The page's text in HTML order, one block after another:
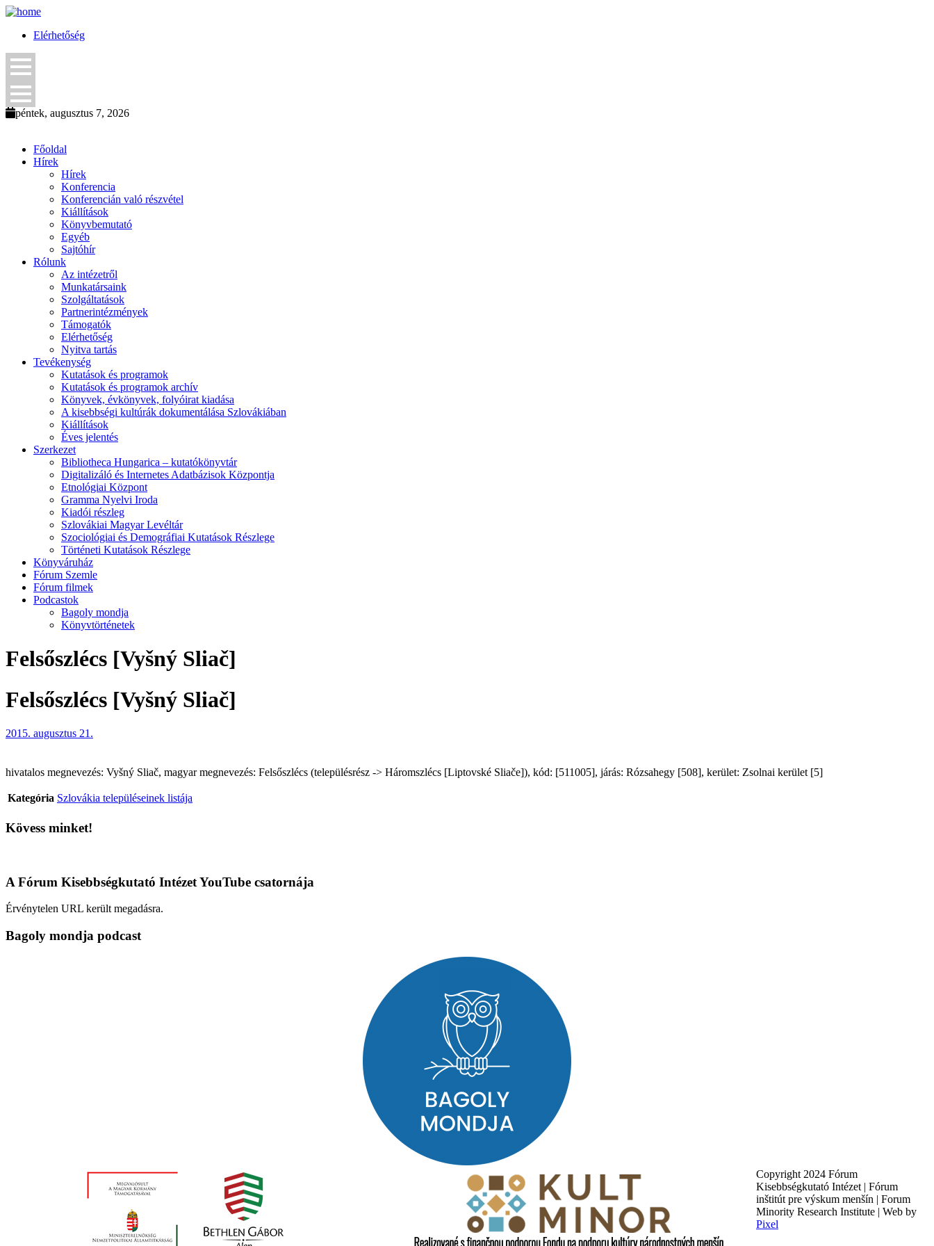
Elérhetőség
péntek, augusztus 7, 2026
Főoldal
Hírek
Hírek
Konferencia
Konferencián való részvétel
Kiállítások
Könyvbemutató
Egyéb
Sajtóhír
Rólunk
Az intézetről
Munkatársaink
Szolgáltatások
Partnerintézmények
Támogatók
Elérhetőség
Nyitva tartás
Tevékenység
Kutatások és programok
Kutatások és programok archív
Könyvek, évkönyvek, folyóirat kiadása
A kisebbségi kultúrák dokumentálása Szlovákiában
Kiállítások
Éves jelentés
Szerkezet
Bibliotheca Hungarica – kutatókönyvtár
Digitalizáló és Internetes Adatbázisok Központja
Etnológiai Központ
Gramma Nyelvi Iroda
Kiadói részleg
Szlovákiai Magyar Levéltár
Szociológiai és Demográfiai Kutatások Részlege
Történeti Kutatások Részlege
Könyváruház
Fórum Szemle
Fórum filmek
Podcastok
Bagoly mondja
Könyvtörténetek
Felsőszlécs [Vyšný Sliač]
Felsőszlécs [Vyšný Sliač]
2015. augusztus 21.
hivatalos megnevezés: Vyšný Sliač, magyar megnevezés: Felsőszlécs (településrész -> Háromszlécs [Liptovské Sliače]), kód: [511005], járás: Rózsahegy [508], kerület: Zsolnai kerület [5]
Kategória Szlovákia településeinek listája
Kövess minket!
A Fórum Kisebbségkutató Intézet YouTube csatornája
Érvénytelen URL került megadásra.
Bagoly mondja podcast
Copyright 2024 Fórum
Kisebbségkutató Intézet | Fórum
inštitút pre výskum menšín | Forum
Minority Research Institute | Web by
Pixel